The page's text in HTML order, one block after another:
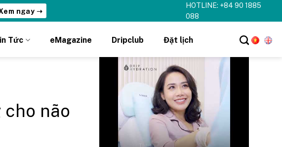
ngay ➝
HOTLINE: +84 90 1885
088
Tức eMagazine Dripclub Đặt lịch
cho não